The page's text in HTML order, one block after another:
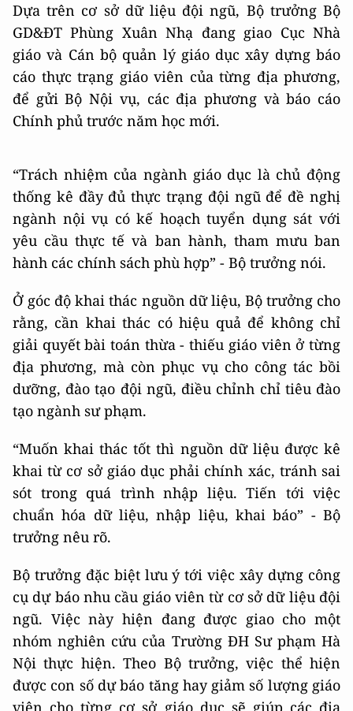
Dựa trên cơ sở dữ liệu đội ngũ, Bộ trưởng Bộ
GD&ĐT Phùng Xuân Nhạ đang giao Cục Nhà
giáo và Cán bộ quản lý giáo dục xây dựng báo
cáo thực trạng giáo viên của từng địa phương,
để gửi Bộ Nội vụ, các địa phương và báo cáo
Chính phủ trước năm học mới.
“Trách nhiệm của ngành giáo dục là chủ động
thống kê đầy đủ thực trạng đội ngũ để đề nghị
ngành nội vụ có kế hoạch tuyển dụng sát với
yêu cầu thực tế và ban hành, tham mưu ban
hành các chính sách phù hợp” - Bộ trưởng nói.
Ở góc độ khai thác nguồn dữ liệu, Bộ trưởng cho
rằng, cần khai thác có hiệu quả để không chỉ
giải quyết bài toán thừa - thiếu giáo viên ở từng
địa phương, mà còn phục vụ cho công tác bồi
dưỡng, đào tạo đội ngũ, điều chỉnh chỉ tiêu đào
tạo ngành sư phạm.
“Muốn khai thác tốt thì nguồn dữ liệu được kê
khai từ cơ sở giáo dục phải chính xác, tránh sai
sót trong quá trình nhập liệu. Tiến tới việc
chuẩn hóa dữ liệu, nhập liệu, khai báo” - Bộ
trưởng nêu rõ.
Bộ trưởng đặc biệt lưu ý tới việc xây dựng công
cụ dự báo nhu cầu giáo viên từ cơ sở dữ liệu đội
ngũ. Việc này hiện đang được giao cho một
nhóm nghiên cứu của Trường ĐH Sư phạm Hà
Nội thực hiện. Theo Bộ trưởng, việc thể hiện
được con số dự báo tăng hay giảm số lượng giáo